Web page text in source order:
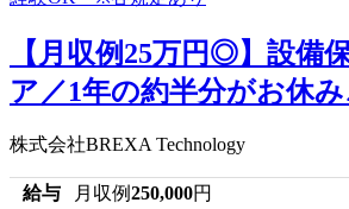
【月収例25万円◎】設備
ア／1年の約半分がお休み
株式会社BREXA Technology
給与 月収例250,000円